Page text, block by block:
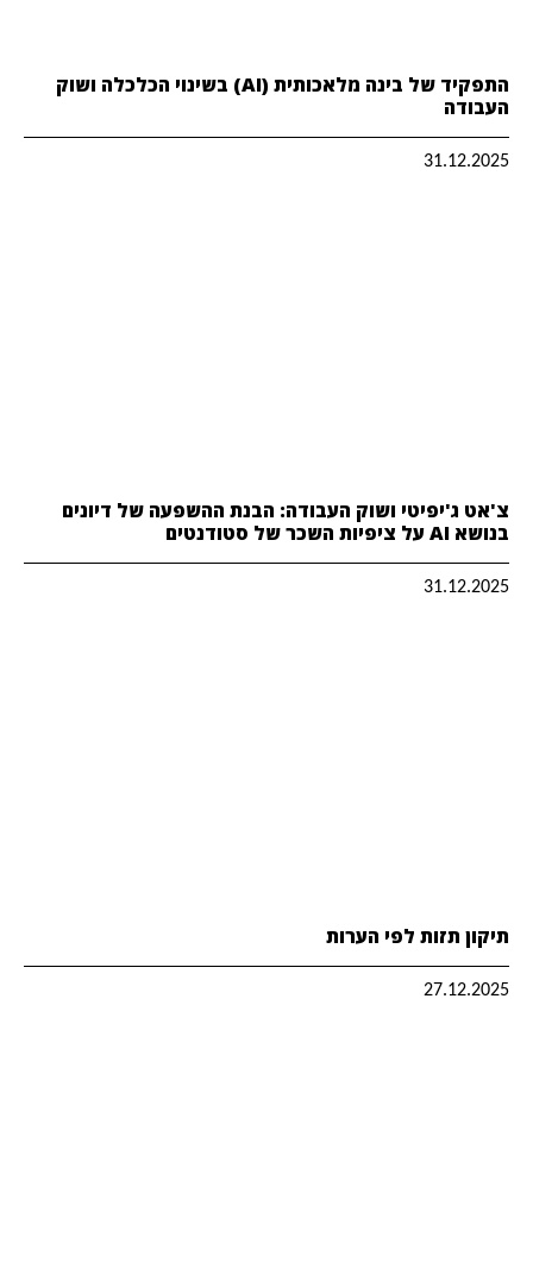
התפקיד של בינה מלאכותית (AI) בשינוי הכלכלה ושוק
העבודה
31.12.2025
צ'אט ג'יפיטי ושוק העבודה: הבנת ההשפעה של דיונים
בנושא AI על ציפיות השכר של סטודנטים
31.12.2025
תיקון תזות לפי הערות
27.12.2025